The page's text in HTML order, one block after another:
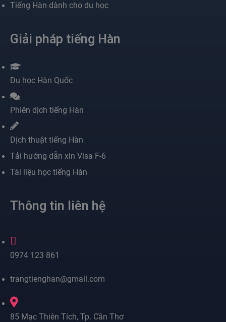
Tiếng Hàn dành cho du học
Giải pháp tiếng Hàn
Du học Hàn Quốc
Phiên dịch tiếng Hàn
Dịch thuật tiếng Hàn
Tải hướng dẫn xin Visa F-6
Tài liệu học tiếng Hàn
Thông tin liên hệ
0974 123 861
trangtienghan@gmail.com
85 Mạc Thiên Tích, Tp. Cần Thơ